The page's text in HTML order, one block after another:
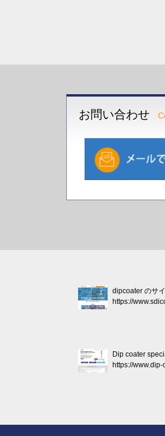
お問い合わせ
dipcoater のサ
https://
Dip coater
https://